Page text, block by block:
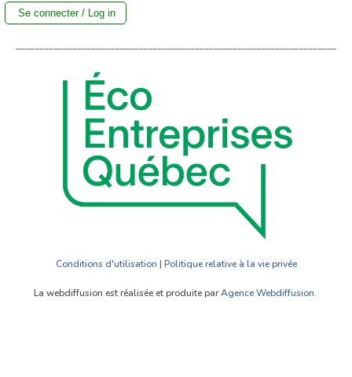
____________________________________________________________________
Conditions d'utilisation | Politique relative à la vie privée
La webdiffusion est réalisée et produite parAgence Webdiffusion.